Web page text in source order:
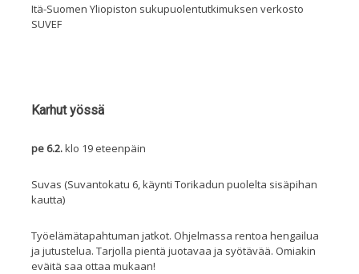
Itä-Suomen Yliopiston sukupuolentutkimuksen verkosto
SUVEF
Karhut yössä
pe 6.2.klo 19 eteenpäin
Suvas (Suvantokatu 6, käynti Torikadun puolelta sisäpihan
kautta)
Työelämätapahtuman jatkot. Ohjelmassa rentoa hengailua
ja jutustelua. Tarjolla pientä juotavaa ja syötävää. Omiakin
eväitä saa ottaa mukaan!